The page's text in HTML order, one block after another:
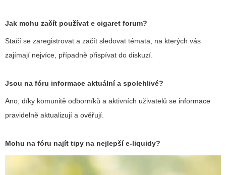
Jak mohu začít používat e cigaret forum?
Stačí se zaregistrovat a začít sledovat témata, na kterých vás
zajímají nejvíce, případně přispívat do diskuzí.
Jsou na fóru informace aktuální a spolehlivé?
Ano, díky komunitě odborníků a aktivních uživatelů se informace
pravidelně aktualizují a ověřují.
Mohu na fóru najít tipy na nejlepší e-liquidy?